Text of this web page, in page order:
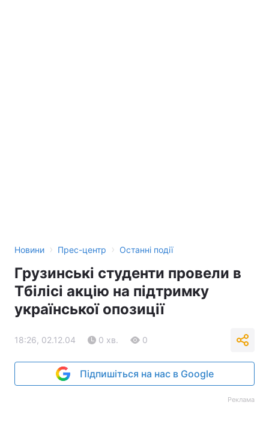
Новини › Прес-центр › Останні події
Грузинські студенти провели в
Тбілісі акцію на підтримку
української опозиції
18:26, 02.12.04 0 хв. 0
Підпишіться на нас в Google
Реклама